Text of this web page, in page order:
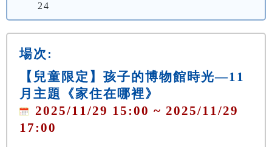
24
場次:
【兒童限定】孩子的博物館時光—11
月主題《家住在哪裡》
2025/11/29 15:00 ~ 2025/11/29
17:00